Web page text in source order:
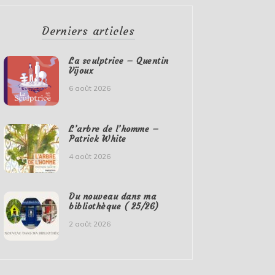
Derniers articles
La sculptrice – Quentin
Vijoux
6 août 2026
L’arbre de l’homme –
Patrick White
4 août 2026
Du nouveau dans ma
bibliothèque ( 25/26)
2 août 2026